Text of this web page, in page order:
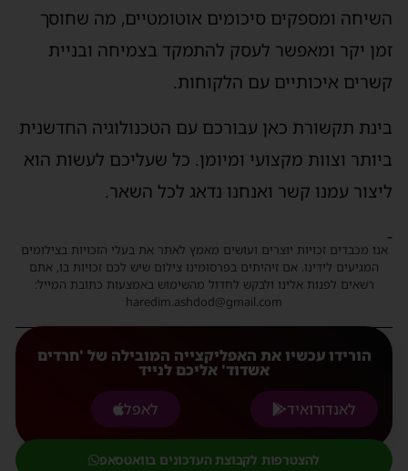
השיחה ומספקים סיכומים אוטומטיים, מה שחוסך
זמן יקר ומאפשר לעסק להתמקד בצמיחה ובניית
קשרים איכותיים עם הלקוחות.
בינת תקשורת כאן עבורכם עם הטכנולוגיה החדשנית
ביותר וצוות מקצועי ומיומן. כל שעליכם לעשות הוא
ליצור עמנו קשר ואנחנו נדאג לכל השאר.
-
אנו מכבדים זכויות יוצרים ועושים מאמץ לאתר את בעלי הזכויות בצילומים
המגיעים לידינו. אם זיהיתים בפרסומינו צילום שיש לכם זכויות בו, אתם
רשאים לפנות אלינו ולבקש לחדול מהשימוש באמצעות כתובת המייל:
haredim.ashdod@gmail.com
הורידו עכשיו את האפליקצייה המובילה של 'חרדים
אשדוד' אליכם לנייד
לאנדורואיד
לאפל
להצטרפות לקבוצת העדכונים בוואטסאפ